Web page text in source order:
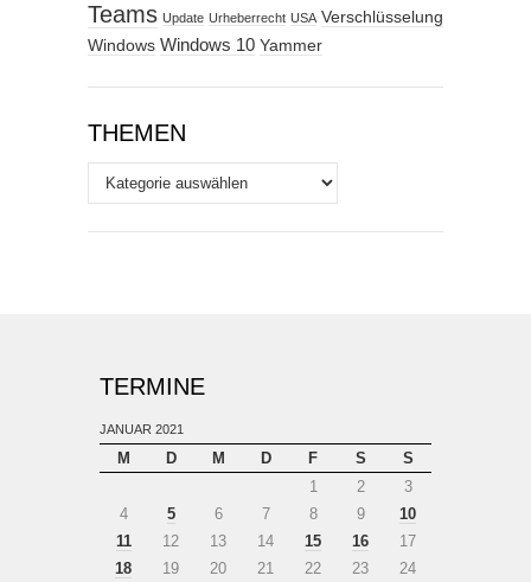
Teams Update Urheberrecht USA Verschlüsselung
Windows Windows 10 Yammer
THEMEN
Themen
TERMINE
JANUAR 2021
M D M D F S
S
1
2
3
4
5 6 7 8 9
10
11
12 13 14 15 16
17
18
19 20 21 22 23 24